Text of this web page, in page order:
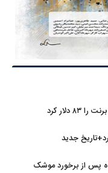
کرد
جدید
پس از برخورد موشک